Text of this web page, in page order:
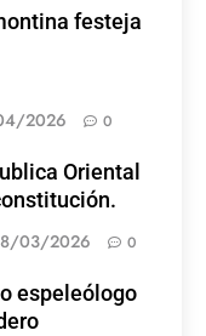
festeja
2026 0
Oriental
03/2026 0
espeleólogo